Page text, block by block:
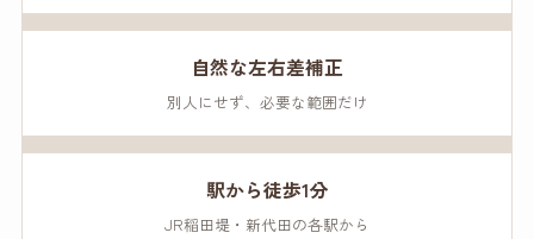
自然な左右差補正
別人にせず、必要な範囲だけ
駅から徒歩1分
JR稲田堤・新代田の各駅から